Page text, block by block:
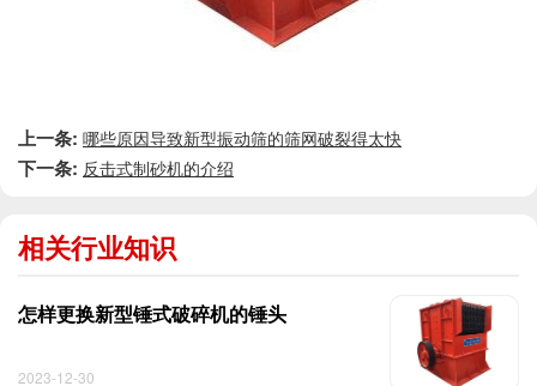
上一条: 哪些原因导致新型振动筛的筛网破裂得太快
下一条: 反击式制砂机的介绍
相关行业知识
怎样更换新型锤式破碎机的锤头
2023-12-30